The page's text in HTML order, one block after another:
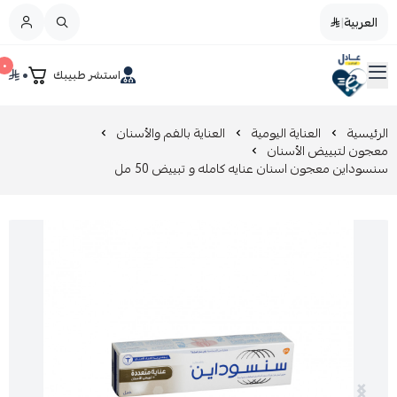
العربية|
صيدليات عادل استشر طبيبك ٠ ٠ القائمة الرئيسية
تخفيضات
المدونة
مزيل طلاء الأظافر
العناية بالطفل و الأم
عرض الكل
العناية اليومية
الرئيسية العناية اليومية العناية بالفم والأسنان
معجون لتبييض الأسنان
سنسوداين معجون اسنان عنايه كامله و تبييض 50 مل